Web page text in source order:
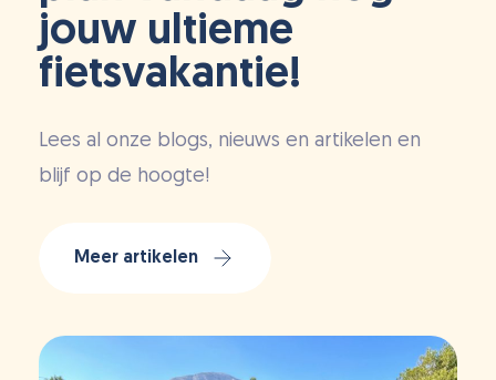
jouw ultieme
fietsvakantie!
Lees al onze blogs, nieuws en artikelen en
blijf op de hoogte!
Meer artikelen